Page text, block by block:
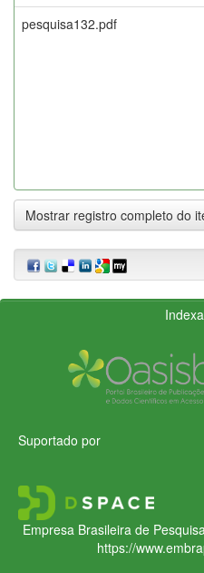
pesquisa132.pdf
Mostrar registro completo do
Suportado por
Empresa Brasileira de
https://